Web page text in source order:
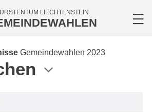
LIECHTENSTEIN
Gemeindewahlen 2023